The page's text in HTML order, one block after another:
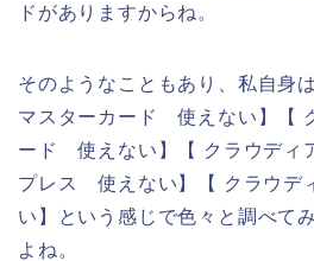
ドがありますからね。
そのようなこともあり、私自身
マスターカード 使えない】【
ード 使えない】【 クラウディ
プレス 使えない】【 クラウ
い】という感じで色々と調べて
よね。